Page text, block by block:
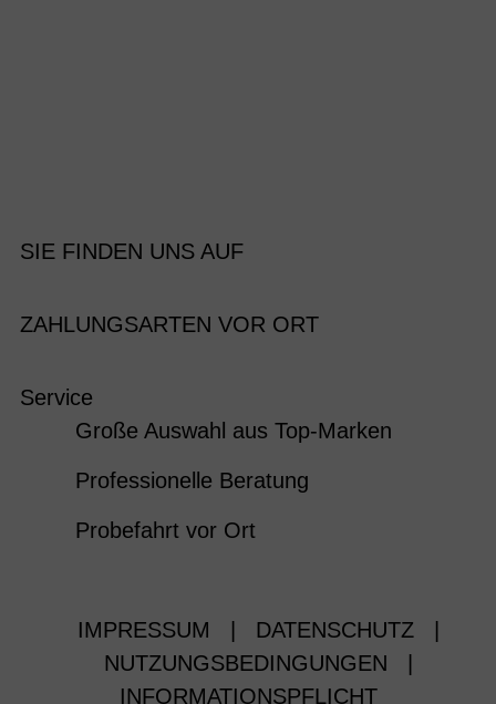
SIE FINDEN UNS AUF
ZAHLUNGSARTEN VOR ORT
Service
Große Auswahl aus Top-Marken
Professionelle Beratung
Probefahrt vor Ort
IMPRESSUM DATENSCHUTZ
NUTZUNGSBEDINGUNGEN
INFORMATIONSPFLICHT